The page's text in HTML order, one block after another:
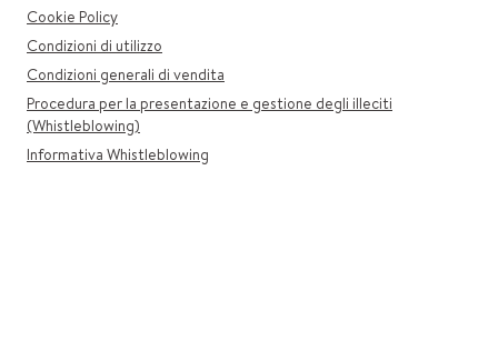
Cookie Policy
Condizioni di utilizzo
Condizioni generali di vendita
Procedura per la presentazione e gestione degli illeciti
(Whistleblowing)
Informativa Whistleblowing